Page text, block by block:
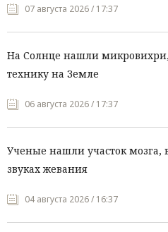
07 августа 2026 / 17:37
На Солнце нашли
технику на Земле
06 августа 2026 / 17:37
Ученые нашли участок
звуках жевания
04 августа 2026 / 16:37